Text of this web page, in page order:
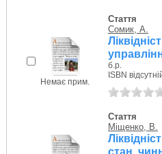
Немає прим.
Стаття
Сомик, А.
б.р.
ISBN
Стаття
Міщенко, В.
стан,